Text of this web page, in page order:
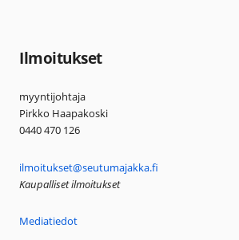
Ilmoitukset
myyntijohtaja
Pirkko Haapakoski
0440 470 126
ilmoitukset@seutumajakka.fi
Kaupalliset ilmoitukset
Mediatiedot